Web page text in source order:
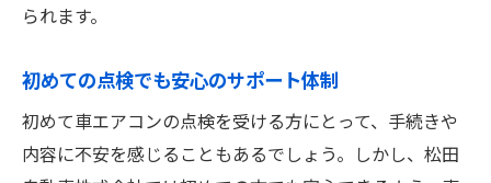
られます。
初めての点検でも安心のサポート体制
初めて車エアコンの点検を受ける方にとって、手続きや
内容に不安を感じることもあるでしょう。しかし、松田